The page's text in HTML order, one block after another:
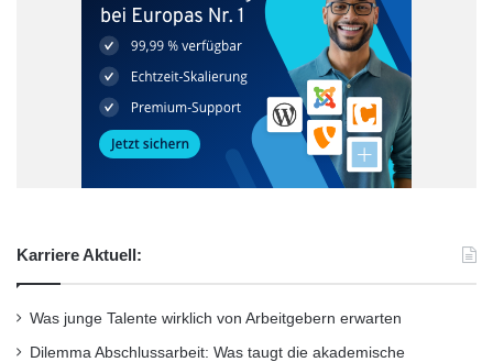
Karriere Aktuell:
Was junge Talente wirklich von Arbeitgebern erwarten
Dilemma Abschlussarbeit: Was taugt die akademische